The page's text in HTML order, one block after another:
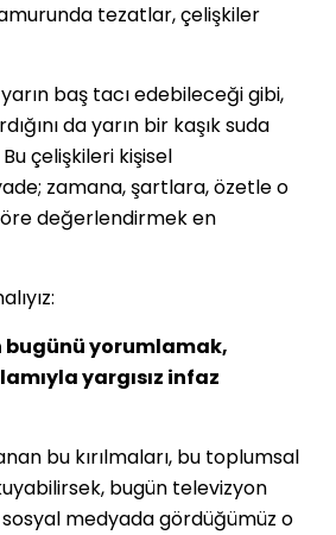
tezatlar, çelişkiler
baş tacı edebileceği gibi,
da yarın bir kaşık suda
çelişkileri kişisel
zamana, şartlara, özetle o
değerlendirmek en
yorumlamak,
yargısız infaz
bu kırılmaları, bu toplumsal
bugün televizyon
medyada gördüğümüz o